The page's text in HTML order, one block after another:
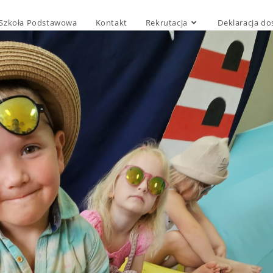
Podstawowa Kontakt Rekrutacja Deklaracja